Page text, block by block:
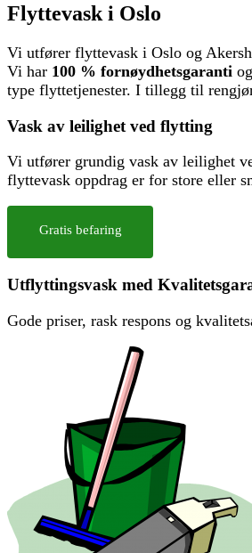
Flyttevask i Oslo
Vi utfører flyttevask i Oslo og
Vi har 100 % fornøydhetsgaranti
type flyttetjenester. I tillegg til
Vask av leilighet ved flytting
Vi utfører grundig vask av leilighet
flyttevask oppdrag er for store eller
Gratis befaring
Utflyttingsvask med
Gode ​​priser, rask respons og